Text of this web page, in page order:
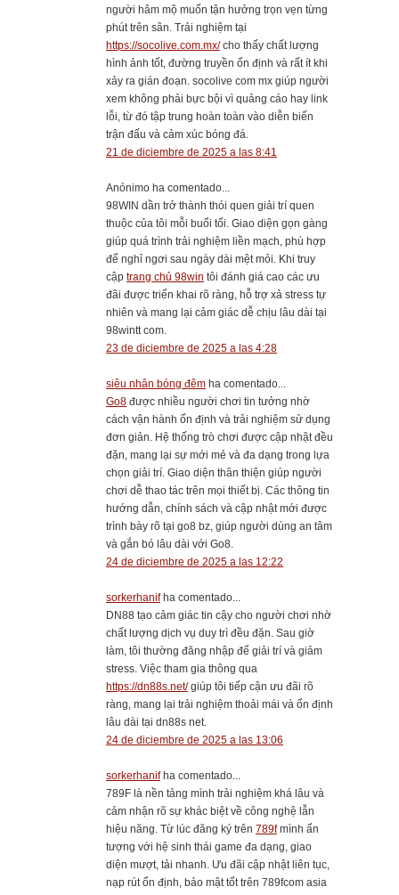
người hâm mộ muốn tận hưởng trọn vẹn từng
phút trên sân. Trải nghiệm tại
https://socolive.com.mx/cho thấy chất lượng
hình ảnh tốt, đường truyền ổn định và rất ít khi
xảy ra gián đoạn. socolive com mx giúp người
xem không phải bực bội vì quảng cáo hay link
lỗi, từ đó tập trung hoàn toàn vào diễn biến
trận đấu và cảm xúc bóng đá.
21 de diciembre de 2025 a las 8:41
Anónimo ha comentado...
98WIN dần trở thành thói quen giải trí quen
thuộc của tôi mỗi buổi tối. Giao diện gọn gàng
giúp quá trình trải nghiệm liền mạch, phù hợp
để nghỉ ngơi sau ngày dài mệt mỏi. Khi truy
cập trang chủ 98win tôi đánh giá cao các ưu
đãi được triển khai rõ ràng, hỗ trợ xả stress tự
nhiên và mang lại cảm giác dễ chịu lâu dài tại
98wintt com.
23 de diciembre de 2025 a las 4:28
siêu nhân bóng đêm ha comentado...
Go8 được nhiều người chơi tin tưởng nhờ
cách vận hành ổn định và trải nghiệm sử dụng
đơn giản. Hệ thống trò chơi được cập nhật đều
đặn, mang lại sự mới mẻ và đa dạng trong lựa
chọn giải trí. Giao diện thân thiện giúp người
chơi dễ thao tác trên mọi thiết bị. Các thông tin
hướng dẫn, chính sách và cập nhật mới được
trình bày rõ tại go8 bz, giúp người dùng an tâm
và gắn bó lâu dài với Go8.
24 de diciembre de 2025 a las 12:22
sorkerhanifha comentado...
DN88 tạo cảm giác tin cậy cho người chơi nhờ
chất lượng dịch vụ duy trì đều đặn. Sau giờ
làm, tôi thường đăng nhập để giải trí và giảm
stress. Việc tham gia thông qua
https://dn88s.net/giúp tôi tiếp cận ưu đãi rõ
ràng, mang lại trải nghiệm thoải mái và ổn định
lâu dài tại dn88s net.
24 de diciembre de 2025 a las 13:06
sorkerhanifha comentado...
789F là nền tảng mình trải nghiệm khá lâu và
cảm nhận rõ sự khác biệt về công nghệ lẫn
hiệu năng. Từ lúc đăng ký trên 789fmình ấn
tượng với hệ sinh thái game đa dạng, giao
diện mượt, tải nhanh. Ưu đãi cập nhật liên tục,
nạp rút ổn định, bảo mật tốt trên 789fcom asia